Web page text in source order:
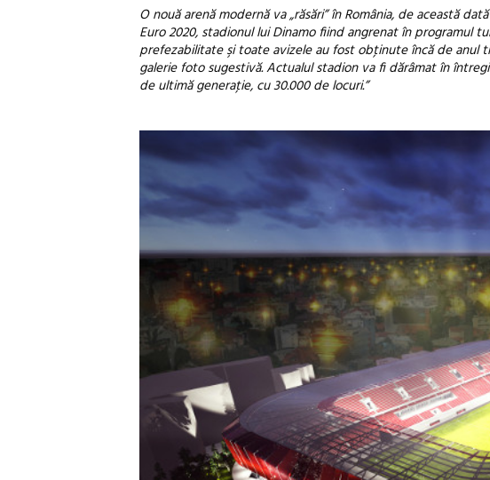
O nouă arenă modernă va „răsări” în România, de această
Euro 2020, stadionul lui Dinamo fiind angrenat în programul
prefezabilitate şi toate avizele au fost obţinute încă de anul
galerie foto sugestivă. Actualul stadion va fi dărâmat în
de ultimă generaţie, cu 30.000 de locuri.”